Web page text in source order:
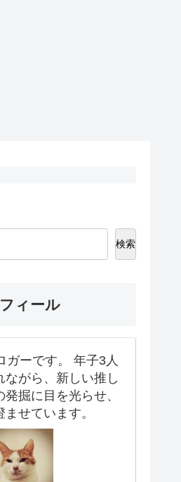
検索
ィール
ガーです。 年子3人
ながら、新しい推し
掘に目を光らせ、
せています。